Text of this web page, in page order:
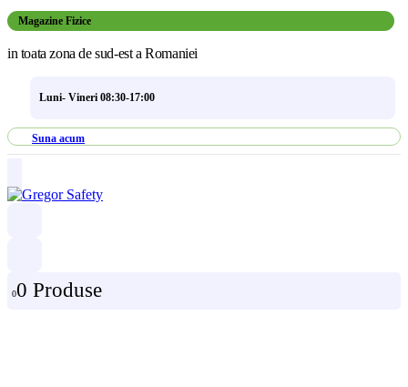
Magazine Fizice
in toata zona de sud-est a Romaniei
Luni- Vineri 08:30-17:00
Suna acum
00 Produse